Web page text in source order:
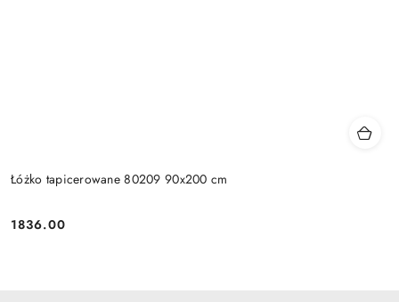
Łóżko tapicerowane 80209 90x200 cm
Cena:
1836.00